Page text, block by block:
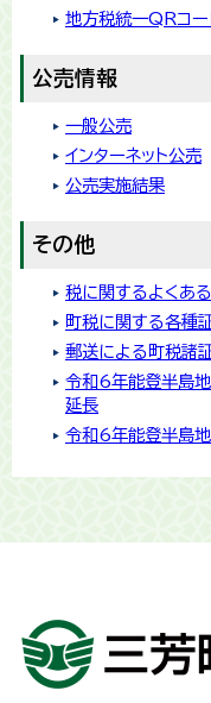
地方税統一QRコー
公売情報
一般公売
インターネット公売
公売実施結果
その他
税に関するよくあ
町税に関する各種
郵送による町税諸
令和6年能登半島
延長
令和6年能登半島